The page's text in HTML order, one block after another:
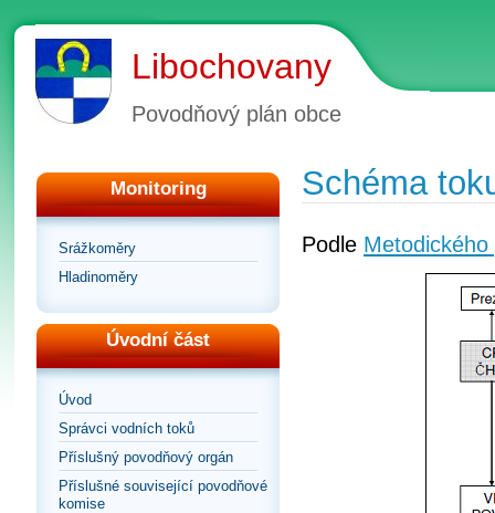
Libochovany
Povodňový plán obce
Monitoring
Srážkoměry
Hladinoměry
Úvodní část
Úvod
Správci vodních toků
Příslušný povodňový orgán
Příslušné související povodňové
komise
Schéma
Podle